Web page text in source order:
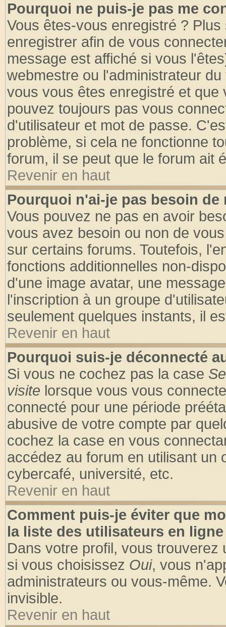
Pourquoi ne puis-je pas me
Vous êtes-vous enregistré ?
enregistrer afin de vous
message est affiché si vous
webmestre ou l'administrateur
vous vous êtes enregistré et
pouvez toujours pas vous
d'utilisateur et mot de passe.
problème, si cela ne fonctionne
forum, il se peut que le forum ait
Revenir en haut
Pourquoi n'ai-je pas besoin de
Vous pouvez ne pas en avoir
vous avez besoin ou non de
sur certains forums. Toutefois,
fonctions additionnelles non-
d'une image avatar, une
l'inscription à un groupe
seulement quelques instants, il
Revenir en haut
Pourquoi suis-je déconnecté
Si vous ne cochez pas la case
visite lorsque vous vous
connecté pour une période
abusive de votre compte par
cochez la case en vous
accédez au forum en utilisant un
cybercafé, université, etc.
Revenir en haut
Comment puis-je éviter que
la liste des utilisateurs en
Dans votre profil, vous trouverez
si vous choisissez Oui, vous
administrateurs ou vous-même.
invisible.
Revenir en haut